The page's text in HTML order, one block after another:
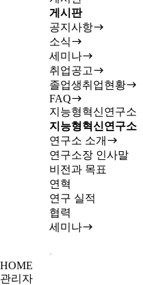
게시판
공지사항
소식
세미나
취업공고
졸업생취업현황
FAQ
지능형혁신연구소
지능형혁신연구소
연구소 소개
연구소장 인사말
비전과 목표
연혁
연구 실적
협력
세미나
HOME
관리자